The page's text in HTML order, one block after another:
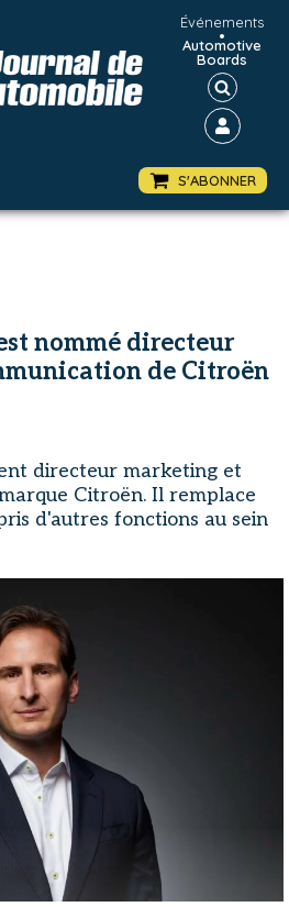
Événements
•
Automotive
Boards
S'ABONNER
nommé directeur
de Citroën
directeur marketing et
Citroën. Il remplace
d'autres fonctions au sein